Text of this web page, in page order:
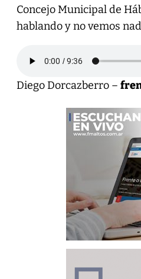
Concejo Municipal de
hablando y no vemos
Diego Dorcazberro –